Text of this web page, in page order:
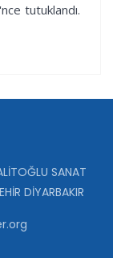
tutuklandı.
SANAT
DİYARBAKIR